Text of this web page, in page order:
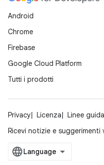
Android
Chrome
Firebase
Google Cloud Platform
Tutti i prodotti
Privacy Licenza Linee
Ricevi notizie e suggerimenti